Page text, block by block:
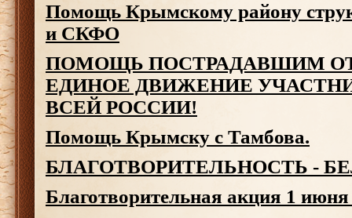
Помощь Крымскому району
и СКФО
ПОМОЩЬ ПОСТРАДАВШИМ
ЕДИНОЕ ДВИЖЕНИЕ
ВСЕЙ РОССИИ!
Помощь Крымску с Тамбова.
БЛАГОТВОРИТЕЛЬНОСТЬ -
Благотворительная акция 1 июня